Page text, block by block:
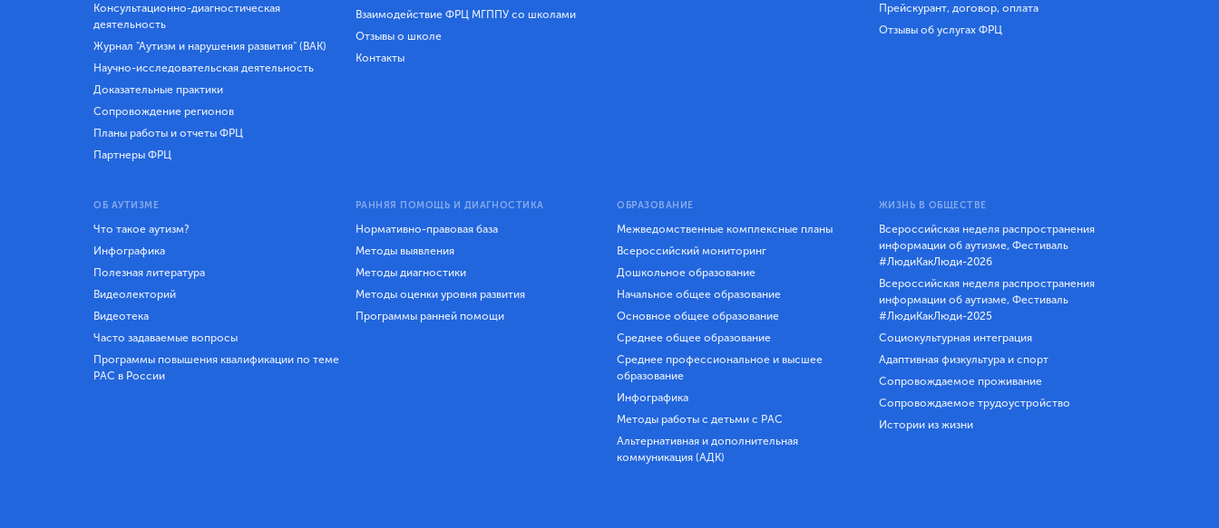
Консультационно-диагностическая
деятельность
Журнал "Аутизм и нарушения развития" (ВАК)
Научно-исследовательская деятельность
Доказательные практики
Сопровождение регионов
Планы работы и отчеты ФРЦ
Партнеры ФРЦ
Взаимодействие ФРЦ МГППУ со школами
Отзывы о школе
Контакты
Прейскурант, договор, оплата
Отзывы об услугах ФРЦ
ОБ АУТИЗМЕ
Что такое аутизм?
Инфографика
Полезная литература
Видеолекторий
Видеотека
Часто задаваемые вопросы
Программы повышения квалификации по теме
РАС в России
РАННЯЯ ПОМОЩЬ И ДИАГНОСТИКА
Нормативно-правовая база
Методы выявления
Методы диагностики
Методы оценки уровня развития
Программы ранней помощи
ОБРАЗОВАНИЕ
Межведомственные комплексные планы
Всероссийский мониторинг
Дошкольное образование
Начальное общее образование
Основное общее образование
Среднее общее образование
Среднее профессиональное и высшее
образование
Инфографика
Методы работы с детьми с РАС
Альтернативная и дополнительная
коммуникация (АДК)
ЖИЗНЬ В ОБЩЕСТВЕ
Всероссийская неделя распространения
информации об аутизме, Фестиваль
#ЛюдиКакЛюди-2026
Всероссийская неделя распространения
информации об аутизме, Фестиваль
#ЛюдиКакЛюди-2025
Социокультурная интеграция
Адаптивная физкультура и спорт
Сопровождаемое проживание
Сопровождаемое трудоустройство
Истории из жизни